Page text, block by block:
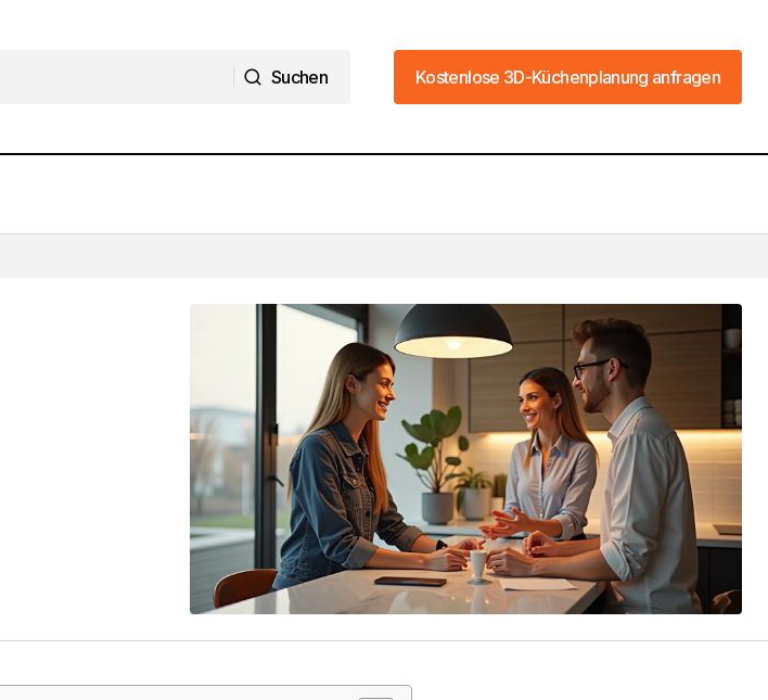
Suchen
Kostenlose 3D-Küchenplanung anfragen
Kostenlose 3D-Küchenplanung anfragen